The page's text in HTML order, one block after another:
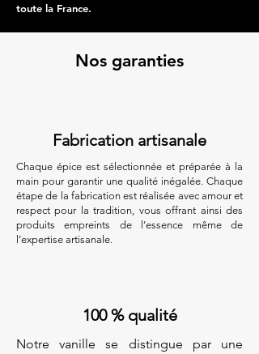
toute la France.
Nos garanties
Fabrication artisanale
Chaque épice est sélectionnée et préparée à la
main pour garantir une qualité inégalée. Chaque
étape de la fabrication est réalisée avec amour et
respect pour la tradition, vous offrant ainsi des
produits empreints de l’essence même de
l’expertise artisanale.
100 % qualité
Notre vanille se distingue par une